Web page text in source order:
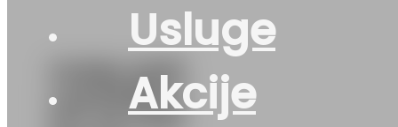
Usluge
Akcije
GUMA AS/P
LAUFENN G